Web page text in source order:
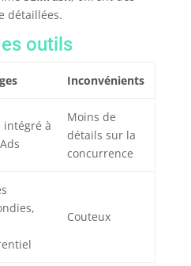
détaillées.
outils
Inconvénients
intégré à
Moins de
détails sur la
concurrence
Couteux